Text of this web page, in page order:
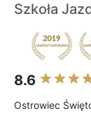
Szkoła
8.6
Ostrowiec